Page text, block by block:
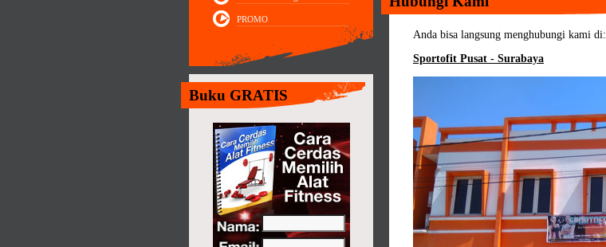
PROMO
Buku GRATIS
Anda bisa langsung menghubungi kami di:
Sportofit Pusat - Surabaya